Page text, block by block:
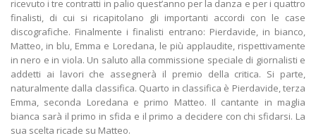
ricevuto i tre contratti in palio quest’anno per la danza e per i quattro
finalisti, di cui si ricapitolano gli importanti accordi con le case
discografiche. Finalmente i finalisti entrano: Pierdavide, in bianco,
Matteo, in blu, Emma e Loredana, le più applaudite, rispettivamente
in nero e in viola. Un saluto alla commissione speciale di giornalisti e
addetti ai lavori che assegnerà il premio della critica. Si parte,
naturalmente dalla classifica. Quarto in classifica è Pierdavide, terza
Emma, seconda Loredana e primo Matteo. Il cantante in maglia
bianca sarà il primo in sfida e il primo a decidere con chi sfidarsi. La
sua scelta ricade su Matteo.